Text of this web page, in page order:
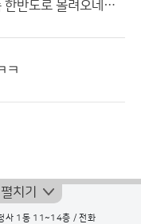
중국쪽에서 구름들이 계속 한반도로 몰려오네요 ㅡ,,ㅡ
ㅋ
펼치기
사 1동 11~14층 / 전화